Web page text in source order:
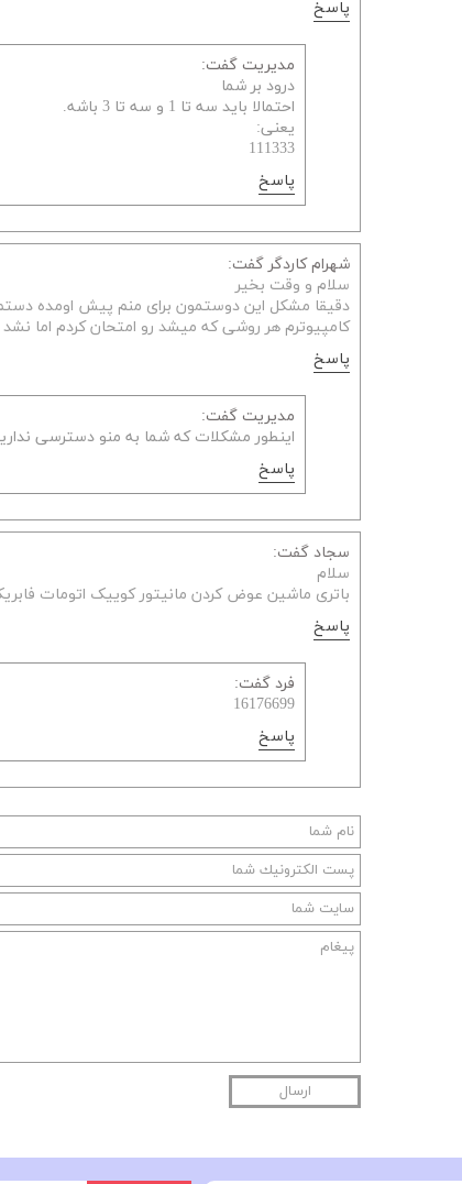
پاسخ
مدیریت گفت:
درود بر شما
احتمالا باید سه تا 1 و سه تا 3 باشه.
یعنی:
111333
پاسخ
شهرام کاردگر گفت:
سلام و وقت بخیر
دقیقا مشکل این دوستمون برای منم پیش اومده
کامپیوترم هر روشی که میشد رو امتحان کردم اما نشد
پاسخ
مدیریت گفت:
اینطور مشکلات که شما به منو دسترسی
پاسخ
سجاد گفت:
سلام
باتری ماشین عوض کردن مانیتور کوییک اتومات
پاسخ
فرد گفت:
16176699
پاسخ
ارسال